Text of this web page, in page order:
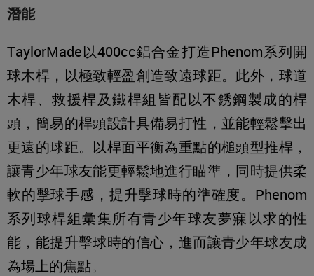
潛能
TaylorMade以400cc鋁合金打造Phenom系列開
球木桿，以極致輕盈創造致遠球距。此外，球道
木桿、救援桿及鐵桿組皆配以不銹鋼製成的桿
頭，簡易的桿頭設計具備易打性，並能輕鬆擊出
更遠的球距。以桿面平衡為重點的槌頭型推桿，
讓青少年球友能更輕鬆地進行瞄準，同時提供柔
軟的擊球手感，提升擊球時的準確度。Phenom
系列球桿組彙集所有青少年球友夢寐以求的性
能，能提升擊球時的信心，進而讓青少年球友成
為場上的焦點。